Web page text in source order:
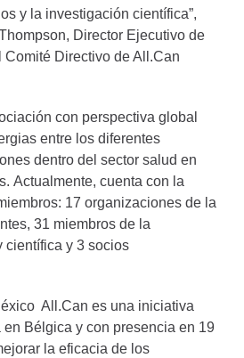
y la investigación científica”,
Director Ejecutivo de
Comité Directivo de All.Can
con perspectiva global
entre los diferentes
dentro del sector salud en
Actualmente, cuenta con la
17 organizaciones de la
31 miembros de la
científica y 3 socios
All.Can es una iniciativa
Bélgica y con presencia en 19
la eficacia de los